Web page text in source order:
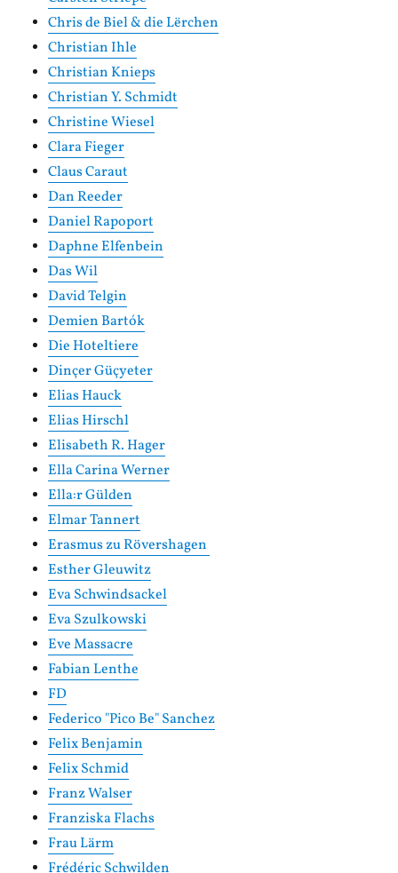
Chris de Biel & die Lërchen
Christian Ihle
Christian Knieps
Christian Y. Schmidt
Christine Wiesel
Clara Fieger
Claus Caraut
Dan Reeder
Daniel Rapoport
Daphne Elfenbein
Das Wil
David Telgin
Demien Bartók
Die Hoteltiere
Dinçer Güçyeter
Elias Hauck
Elias Hirschl
Elisabeth R. Hager
Ella Carina Werner
Ella:r Gülden
Elmar Tannert
Erasmus zu Rövershagen
Esther Gleuwitz
Eva Schwindsackel
Eva Szulkowski
Eve Massacre
Fabian Lenthe
FD
Federico "Pico Be" Sanchez
Felix Benjamin
Felix Schmid
Franz Walser
Franziska Flachs
Frau Lärm
Frédéric Schwilden